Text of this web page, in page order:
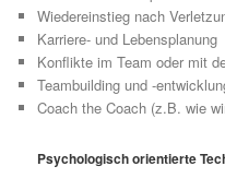
Wiedereinstieg nach
Karriere- und Lebensplanung
Konflikte im Team oder mit
Teambuilding und -
Coach the Coach (z.B. wie
Psychologisch orientierte